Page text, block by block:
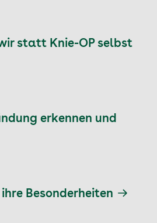
statt Knie-OP selbst
erkennen und
Besonderheiten